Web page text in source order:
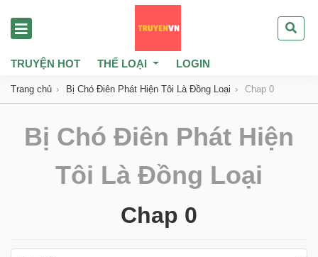
TRUYỆN HOT THỂ LOẠI LOGIN
Trang chủ Bị Chó Điên Phát Hiện Tôi Là Đồng Loại Chap 0
Bị Chó Điên Phát Hiện
Tôi Là Đồng Loại
Chap 0